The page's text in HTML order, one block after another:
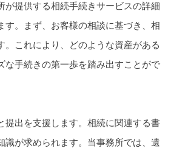
が提供する相続手続きサービスの詳細
す。まず、お客様の相談に基づき、相
。これにより、どのような資産がある
な手続きの第一歩を踏み出すことがで
提出を支援します。相続に関連する書
識が求められます。当事務所では、遺